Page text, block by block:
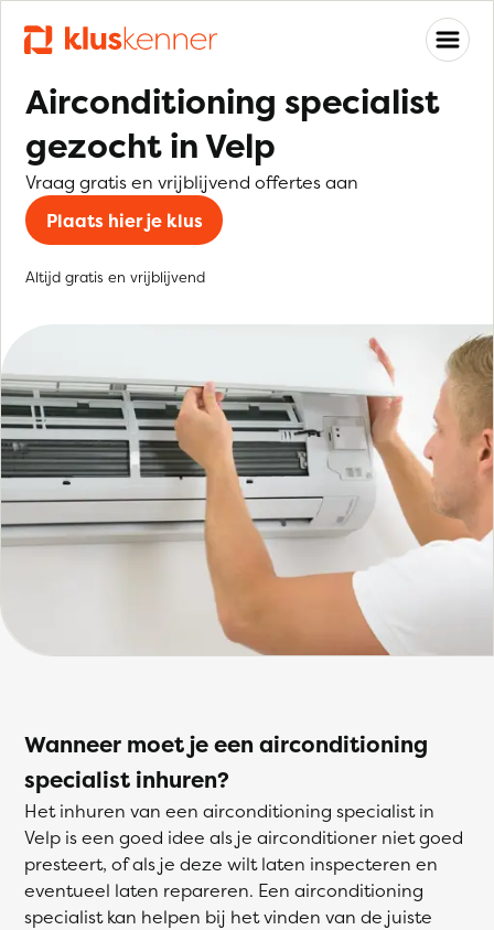
Airconditioning specialist
gezocht in Velp
Vraag gratis en vrijblijvend offertes aan
Plaats hier je klus
Altijd gratis en vrijblijvend
Wanneer moet je een airconditioning
specialist inhuren?
Het inhuren van een airconditioning specialist in
Velp is een goed idee als je airconditioner niet goed
presteert, of als je deze wilt laten inspecteren en
eventueel laten repareren. Een airconditioning
specialist kan helpen bij het vinden van de juiste